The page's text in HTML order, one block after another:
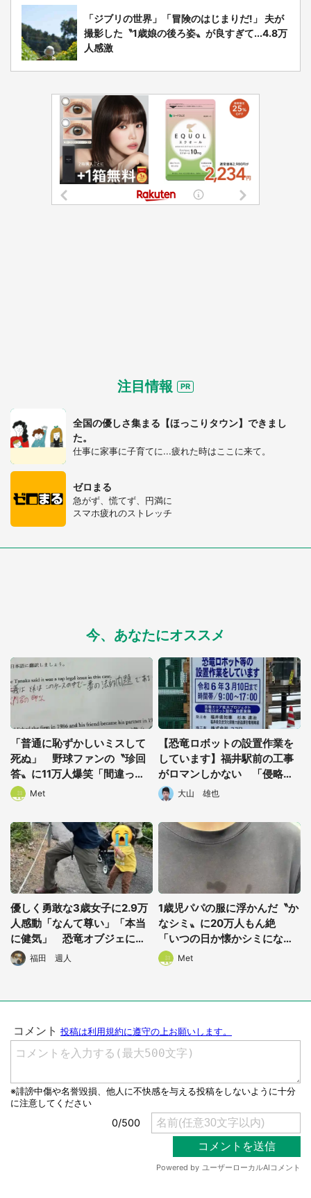
「ジブリの世界」「冒険のはじまりだ!」 夫が
撮影した〝1歳娘の後ろ姿〟が良すぎて...4.8万
人感激
注目情報
全国の優しさ集まる【ほっこりタウン】できまし
た。
仕事に家事に子育てに...疲れた時はここに来て。
ゼロまる
急がず、慌てず、円満に
スマホ疲れのストレッチ
今、あなたにオススメ
「普通に恥ずかしいミスして
死ぬ」 野球ファンの〝珍回
答〟に11万人爆笑「間違って
いない」「120点」
Met
【恐竜ロボットの設置作業を
しています】福井駅前の工事
がロマンしかない 「侵略宣
言かな？」「ワクワクする」
と話題に
大山 雄也
優しく勇敢な3歳女子に2.9万
人感動「なんて尊い」「本当
に健気」 恐竜オブジェに父
が近付くと全力で...
福田 週人
1歳児パパの服に浮かんだ〝か
なシミ〟に20万人もん絶
「いつの日か懐かシミになり
ますね」
Met